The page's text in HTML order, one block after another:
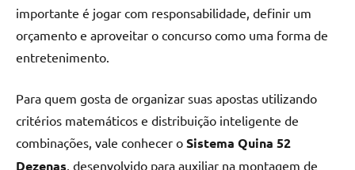
importante é jogar com responsabilidade, definir um
orçamento e aproveitar o concurso como uma forma de
entretenimento.
Para quem gosta de organizar suas apostas utilizando
critérios matemáticos e distribuição inteligente de
combinações, vale conhecer o Sistema Quina 52
Dezenas, desenvolvido para auxiliar na montagem de